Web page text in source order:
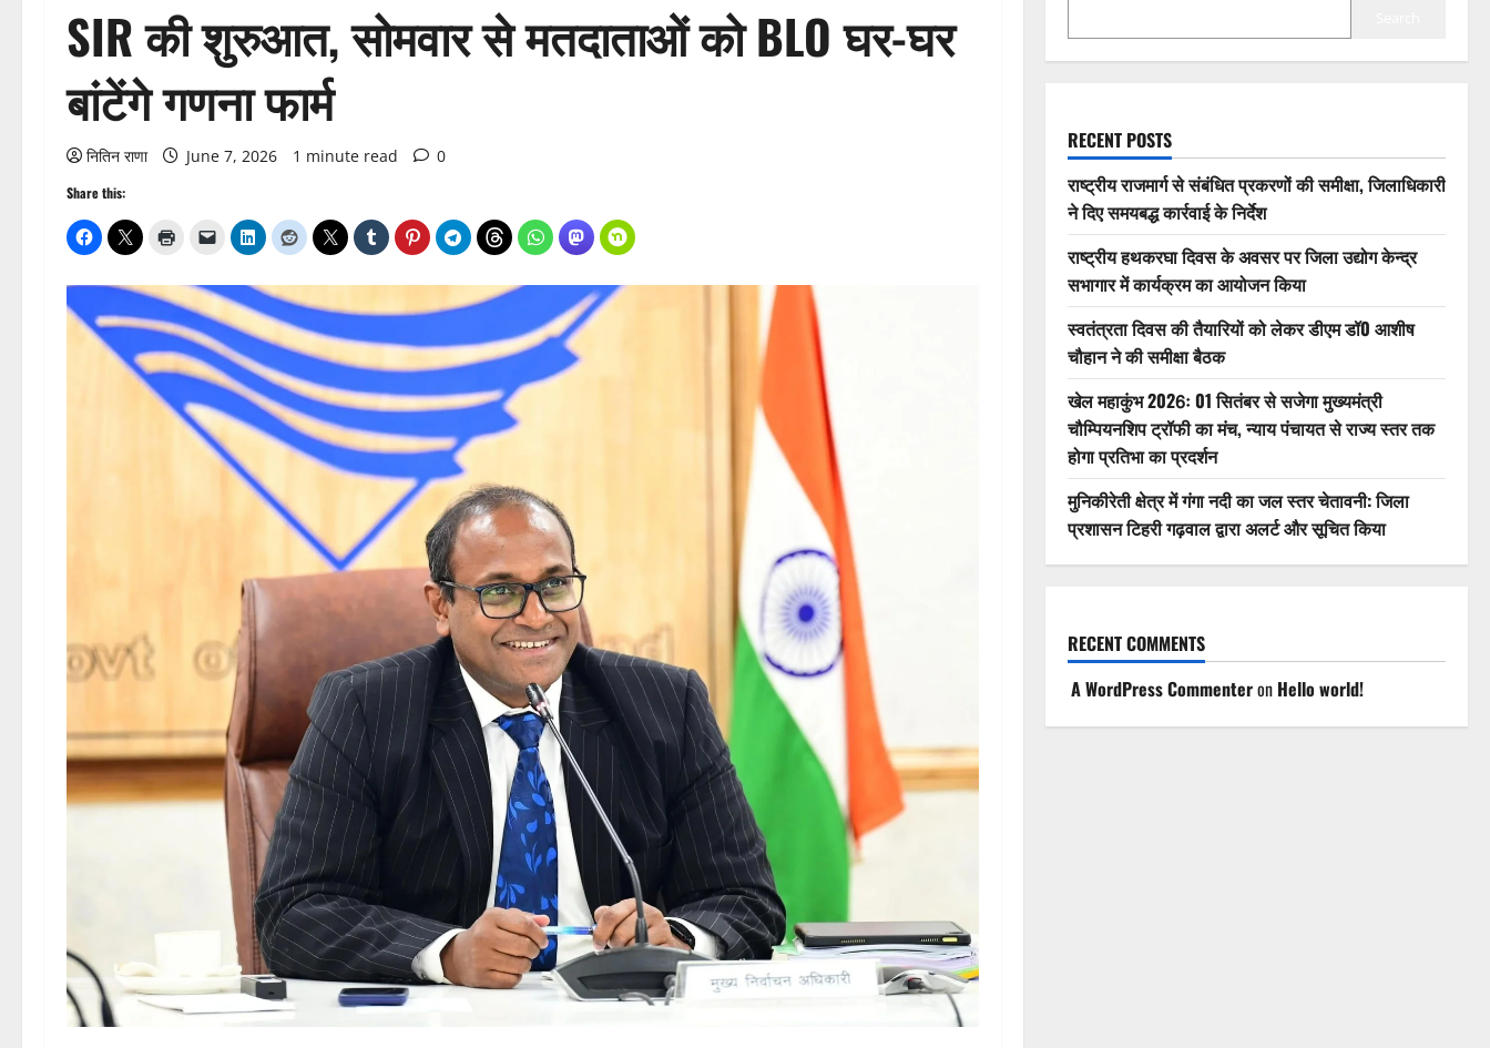
SIR की शुरुआत, सोमवार से मतदाताओं को BLO घर-घर
बांटेंगे गणना फार्म
नितिन राणा June 7, 2026 1 minute read 0
Share this:
RECENT POSTS
राष्ट्रीय राजमार्ग से संबंधित प्रकरणों की समीक्षा, जिलाधिकारी
ने दिए समयबद्ध कार्रवाई के निर्देश
राष्ट्रीय हथकरघा दिवस के अवसर पर जिला उद्योग केन्द्र
सभागार में कार्यक्रम का आयोजन किया
स्वतंत्रता दिवस की तैयारियों को लेकर डीएम डॉ0 आशीष
चौहान ने की समीक्षा बैठक
खेल महाकुंभ 2026ः 01 सितंबर से सजेगा मुख्यमंत्री
चौम्पियनशिप ट्रॉफी का मंच, न्याय पंचायत से राज्य स्तर तक
होगा प्रतिभा का प्रदर्शन
मुनिकीरेती क्षेत्र में गंगा नदी का जल स्तर चेतावनी: जिला
प्रशासन टिहरी गढ़वाल द्वारा अलर्ट और सूचित किया
RECENT COMMENTS
A WordPress Commenteron Hello world!